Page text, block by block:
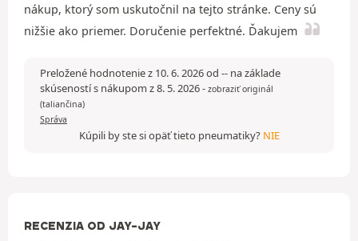
nákup, ktorý som uskutočnil na tejto stránke. Ceny sú
nižšie ako priemer. Doručenie perfektné. Ďakujem
Preložené hodnotenie z 10. 6. 2026 od -- na základe
skúseností s nákupom z 8. 5. 2026- zobraziť originál
(taliančina)
Správa
Kúpili by ste si opäť tieto pneumatiky? NIE
RECENZIA OD JAY-JAY